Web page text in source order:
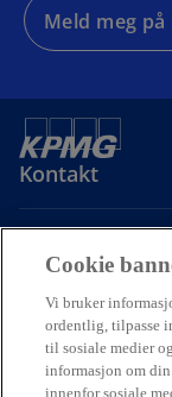
Meld meg
Kontakt
Om oss
Karriere
Cookie
Vi bruker
ordentlig, tilpasse
til sosiale medier
informasjon om
innenfor sosiale